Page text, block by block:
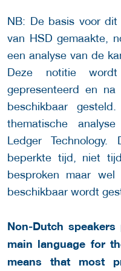
NB: De basis voor
van HSD gemaakte,
een analyse van de
Deze notitie
gepresenteerd en
beschikbaar
thematische
Ledger
beperkte tijd, niet
besproken maar
beschikbaar wordt
Non-Dutch
main language for
means that most